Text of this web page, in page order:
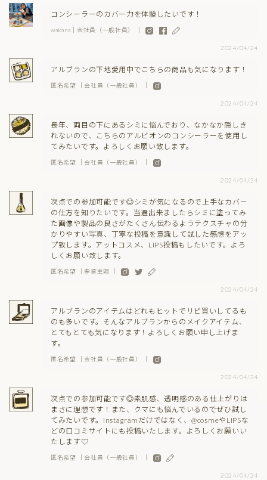
コンシーラーのカバー力を体験したいです！
wakana｜会社員（一般社員） ｜
2024/04/24
アルブランの下地愛用中でこちらの商品も気になります！
匿名希望 ｜会社員（一般社員） ｜
2024/04/24
長年、両目の下にあるシミに悩んでおり、なかなか隠しき
れないので、こちらのアルビオンのコンシーラーを使用し
てみたいです。よろしくお願い致します。
匿名希望 ｜会社員（一般社員） ｜
2024/04/24
次点での参加可能です◎シミが気になるので上手なカバー
の仕方を知りたいです。当選出来ましたらシミに塗ってみ
た画像や製品の良さがたくさん伝わるようテクスチャの分
かりやすい写真、丁寧な投稿を意識して試した感想をアッ
プ致します。アットコスメ、LIPS投稿もしたいです。よろ
しくお願い致します。
匿名希望 ｜専業主婦 ｜
2024/04/24
アルブランのアイテムはどれもヒットでリピ買いしてるも
のも多いです。そんなアルブランからのメイクアイテム、
とてもとても気になります！よろしくお願い申し上げま
す。
匿名希望 ｜会社員（一般社員） ｜
2024/04/24
次点での参加可能です◎素肌感、透明感のある仕上がりは
まさに理想です！また、クマにも悩んでいるのでぜひ試し
てみたいです。Instagramだけではなく、@cosmeやLIPSな
どの口コミサイトにも投稿いたします。よろしくお願いい
たします♡
匿名希望 ｜会社員（一般社員） ｜
2024/04/24